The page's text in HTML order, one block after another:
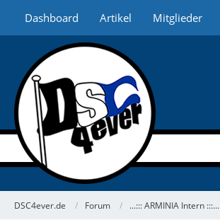
Dashboard Artikel Mitglieder
DSC4ever.de Forum ...::: ARMINIA Intern :::...